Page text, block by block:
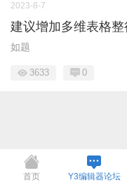
2023-8-7
建议增加多维表格
如题
3633 0
首页 Y3编辑器论坛